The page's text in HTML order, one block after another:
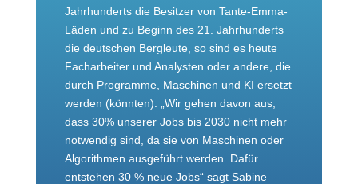
Jahrhunderts die Besitzer von Tante-Emma-
Läden und zu Beginn des 21. Jahrhunderts
die deutschen Bergleute, so sind es heute
Facharbeiter und Analysten oder andere, die
durch Programme, Maschinen und KI ersetzt
werden (könnten). „Wir gehen davon aus,
dass 30% unserer Jobs bis 2030 nicht mehr
notwendig sind, da sie von Maschinen oder
Algorithmen ausgeführt werden. Dafür
entstehen 30 % neue Jobs“ sagt Sabine